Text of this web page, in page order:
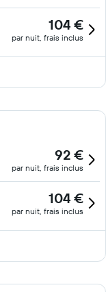
104 €
par nuit, frais inclus
92 €
par nuit, frais inclus
104 €
par nuit, frais inclus